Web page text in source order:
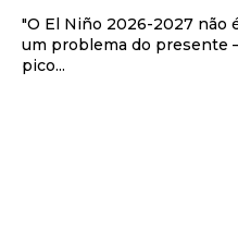
"O El Niño 2026-2027 não
um problema do presente
pico...